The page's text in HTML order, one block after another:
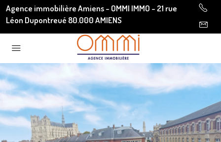
Agence immobilière Amiens - OMMI IMMO - 21 rue
Léon Dupontreué 80.000 AMIENS